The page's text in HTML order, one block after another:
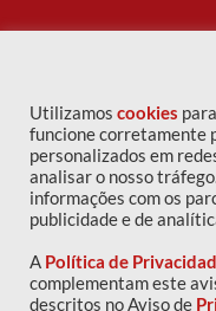
Utilizamos cookies
funcione corretamente
personalizados em
analisar o nosso
informações com os
publicidade e de
A Política de
complementam este
descritos no Aviso de